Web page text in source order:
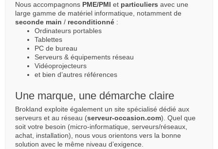
Nous accompagnons PME/PMI et particuliers avec une
large gamme de matériel informatique, notamment de
seconde main / reconditionné :
Ordinateurs portables
Tablettes
PC de bureau
Serveurs & équipements réseau
Vidéoprojecteurs
et bien d’autres références
Une marque, une démarche claire
Brokland exploite également un site spécialisé dédié aux
serveurs et au réseau (serveur-occasion.com). Quel que
soit votre besoin (micro-informatique, serveurs/réseaux,
achat, installation), nous vous orientons vers la bonne
solution avec le même niveau d’exigence.